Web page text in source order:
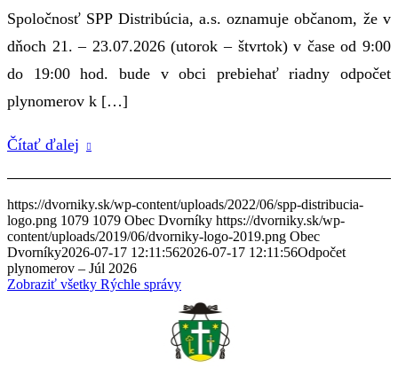
Spoločnosť SPP Distribúcia, a.s. oznamuje občanom, že v
dňoch 21. – 23.07.2026 (utorok – štvrtok) v čase od 9:00
do 19:00 hod. bude v obci prebiehať riadny odpočet
plynomerov k […]
Čítať ďalej
https://dvorniky.sk/wp-content/uploads/2022/06/spp-distribucia-
logo.png 1079 1079 Obec Dvorníky https://dvorniky.sk/wp-
content/uploads/2019/06/dvorniky-logo-2019.png Obec
Dvorníky2026-07-17 12:11:562026-07-17 12:11:56Odpočet
plynomerov – Júl 2026
Zobraziť všetky Rýchle správy